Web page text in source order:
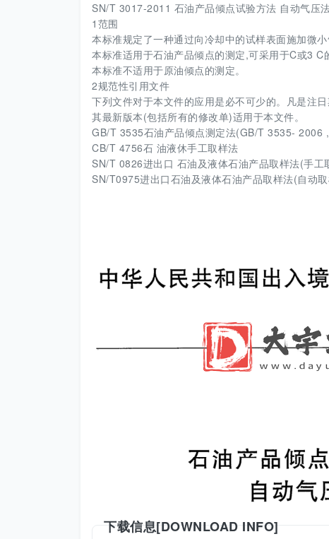
SN/T 3017-2011 石油产品倾点试验方法 自动气压
1范围
本标准规定了一种通过向冷却中的试样表面施加微
本标准适用于石油产品倾点的测定,可采用于C或3
本标准不适用于原油倾点的测定。
2规范性引用文件
下列文件对于本文件的应用是必不可少的。凡是注
其最新版本(包括所有的修改单)适用于本文件。
GB/T 3535石油产品倾点测定法(GB/T 3535- 2006
CB/T 4756石 油液休手工取样法
SN/T 0826进出口 石油及液体石油产品取样法(手工
SN/T0975进出口石油及液体石油产品取样法(自动
下载信息[DOWNLOAD INFO]